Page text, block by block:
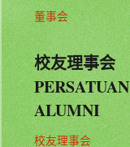
董事会
校友理事会
PERSATUAN
ALUMNI
校友理事会